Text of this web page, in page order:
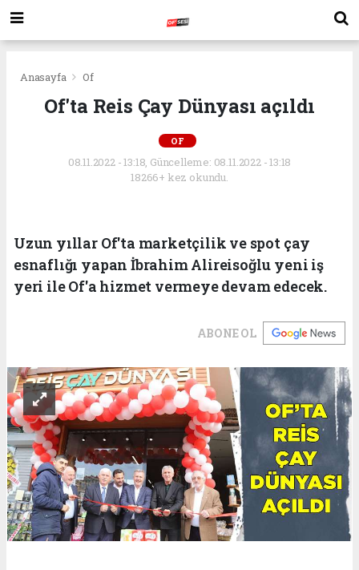
Anasayfa Of
Of'ta Reis Çay Dünyası açıldı
OF
08.11.2022 - 13:18, Güncelleme: 08.11.2022 - 13:18
18266+ kez okundu.
Uzun yıllar Of'ta marketçilik ve spot çay
esnaflığı yapan İbrahim Alireisoğlu yeni iş
yeri ile Of'a hizmet vermeye devam edecek.
ABONE OL